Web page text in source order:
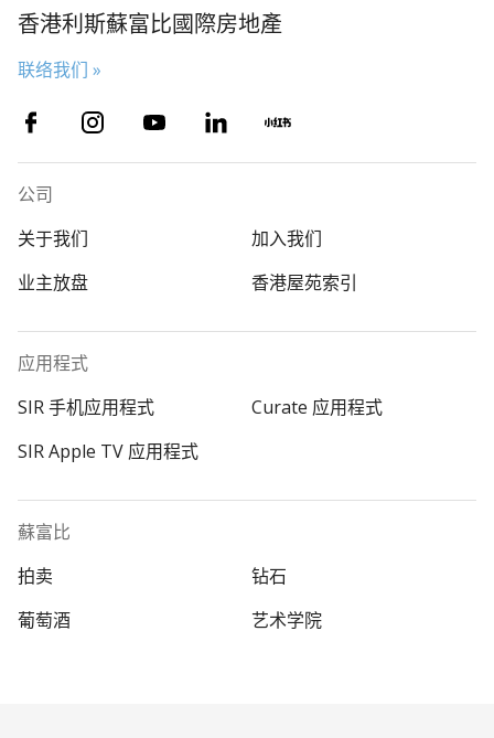
香港利斯蘇富比國際房地產
联络我们 »
公司
关于我们
加入我们
业主放盘
香港屋苑索引
应用程式
SIR 手机应用程式
Curate 应用程式
SIR Apple TV 应用程式
蘇富比
拍卖
钻石
葡萄酒
艺术学院